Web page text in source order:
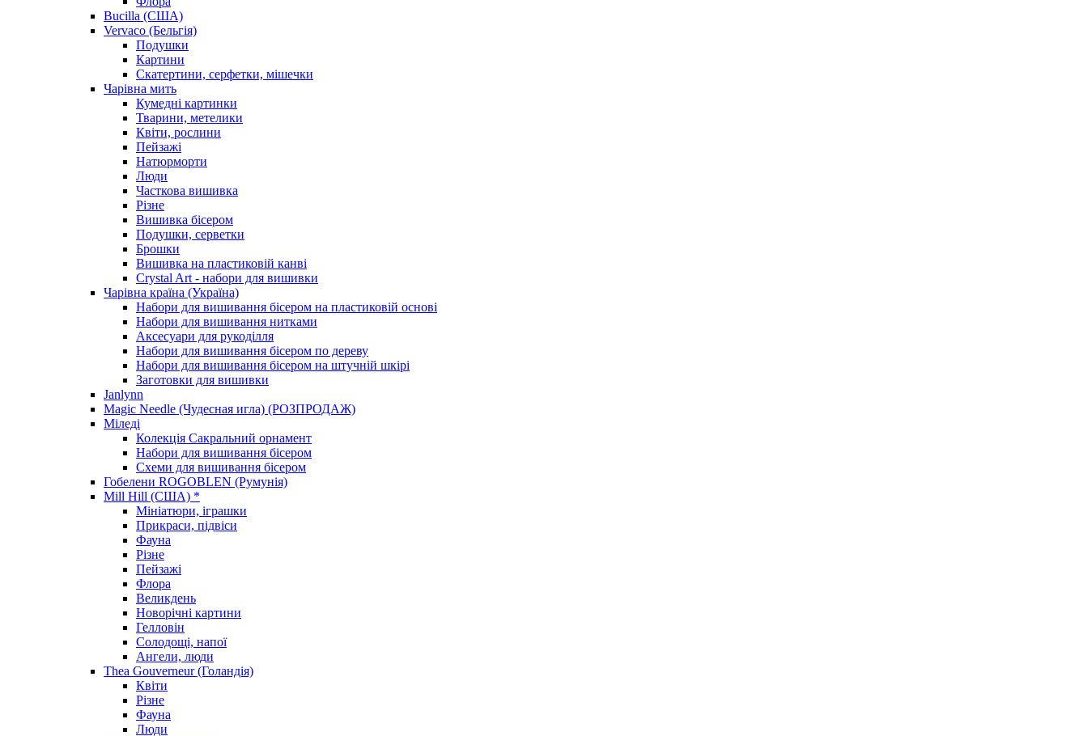
Bucilla (США)
Vervaco (Бельгія)
Подушки
Картини
Скатертини, серфетки, мішечки
Чарiвна мить
Кумедні картинки
Тварини, метелики
Квіти, рослини
Пейзажі
Натюрморти
Люди
Часткова вишивка
Різне
Вишивка бісером
Подушки, серветки
Брошки
Вишивка на пластиковій канві
Crystal Art - набори для вишивки
Чарівна країна (Україна)
Набори для вишивання бісером на пластиковій основі
Набори для вишивання нитками
Аксесуари для рукоділля
Набори для вишивання бісером по дереву
Набори для вишивання бісером на штучній шкірі
Заготовки для вишивки
Janlynn
Magic Needle (Чудесная игла) (РОЗПРОДАЖ)
Міледі
Колекція Сакральний орнамент
Набори для вишивання бісером
Схеми для вишивання бісером
Гобелени ROGOBLEN (Румунія)
Mill Hill (США) *
Мініатюри, іграшки
Прикраси, підвіси
Фауна
Різне
Пейзажі
Флора
Великдень
Новорічні картини
Гелловін
Солодощі, напої
Ангели, люди
Thea Gouverneur (Голандія)
Квіти
Різне
Фауна
Люди